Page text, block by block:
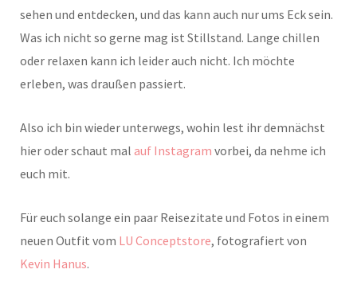
sehen und entdecken, und das kann auch nur ums Eck sein.
Was ich nicht so gerne mag ist Stillstand. Lange chillen
oder relaxen kann ich leider auch nicht. Ich möchte
erleben, was draußen passiert.
Also ich bin wieder unterwegs, wohin lest ihr demnächst
hier oder schaut mal auf Instagram vorbei, da nehme ich
euch mit.
Für euch solange ein paar Reisezitate und Fotos in einem
neuen Outfit vom LU Conceptstore, fotografiert von
Kevin Hanus.